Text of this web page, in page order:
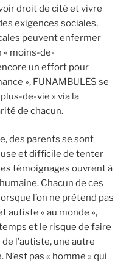
droit de cité et vivre
exigences sociales,
peuvent enfermer
« moins-de-
un effort pour
», FUNAMBULES se
de-vie » via la
de chacun.
des parents se sont
et difficile de tenter
témoignages ouvrent à
Chacun de ces
l’on ne prétend pas
autiste « au monde »,
et le risque de faire
l’autiste, une autre
pas « homme » qui